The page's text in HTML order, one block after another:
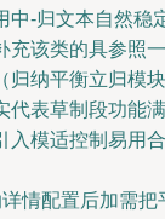
-归文本自然稳
充该类的具参照一
归纳平衡立归模块
代表草制段功能满
入模适控制易用合
情配置后加需把